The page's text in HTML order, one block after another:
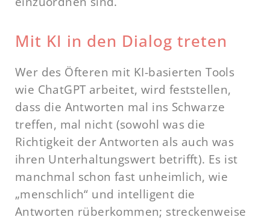
Mit KI in den Dialog treten
Wer des Öfteren mit KI-basierten Tools
wie ChatGPT arbeitet, wird feststellen,
dass die Antworten mal ins Schwarze
treffen, mal nicht (sowohl was die
Richtigkeit der Antworten als auch was
ihren Unterhaltungswert betrifft). Es ist
manchmal schon fast unheimlich, wie
„menschlich“ und intelligent die
Antworten rüberkommen; streckenweise